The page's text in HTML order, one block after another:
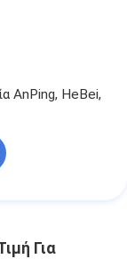
AnPing, HeBei,
Για